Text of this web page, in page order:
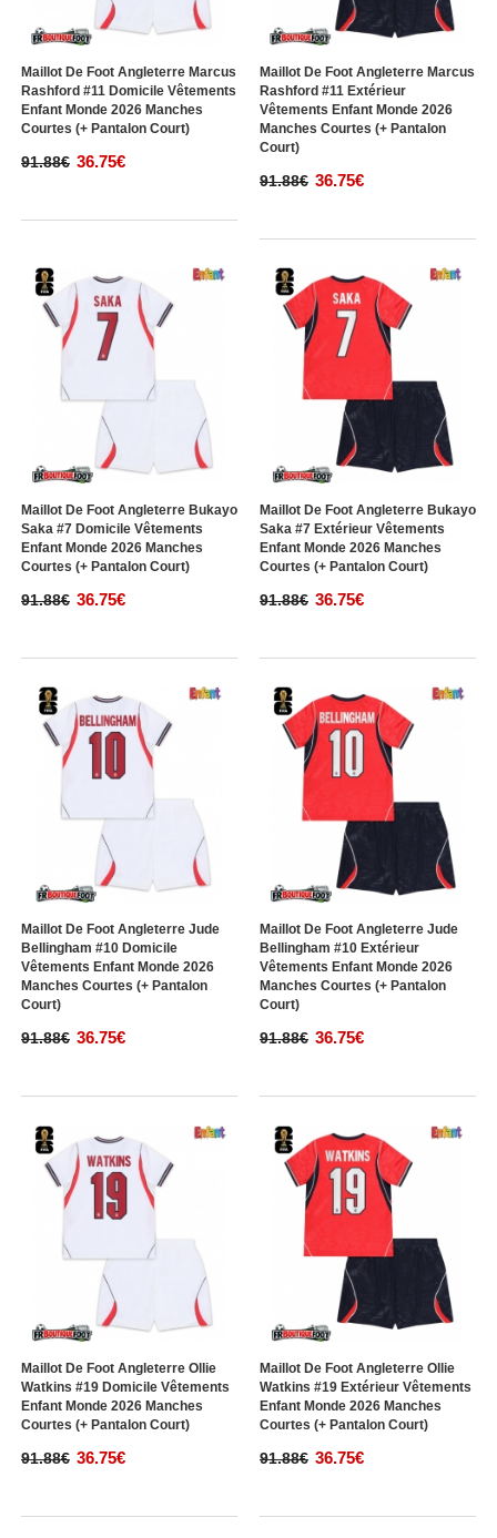
Maillot De Foot Angleterre Marcus
Rashford #11 Domicile Vêtements
Enfant Monde 2026 Manches
Courtes (+ Pantalon Court)
91.88€ 36.75€
Maillot De Foot Angleterre Marcus
Rashford #11 Extérieur
Vêtements Enfant Monde 2026
Manches Courtes (+ Pantalon
Court)
91.88€ 36.75€
Maillot De Foot Angleterre Bukayo
Saka #7 Domicile Vêtements
Enfant Monde 2026 Manches
Courtes (+ Pantalon Court)
91.88€ 36.75€
Maillot De Foot Angleterre Bukayo
Saka #7 Extérieur Vêtements
Enfant Monde 2026 Manches
Courtes (+ Pantalon Court)
91.88€ 36.75€
Maillot De Foot Angleterre Jude
Bellingham #10 Domicile
Vêtements Enfant Monde 2026
Manches Courtes (+ Pantalon
Court)
91.88€ 36.75€
Maillot De Foot Angleterre Jude
Bellingham #10 Extérieur
Vêtements Enfant Monde 2026
Manches Courtes (+ Pantalon
Court)
91.88€ 36.75€
Maillot De Foot Angleterre Ollie
Watkins #19 Domicile Vêtements
Enfant Monde 2026 Manches
Courtes (+ Pantalon Court)
91.88€ 36.75€
Maillot De Foot Angleterre Ollie
Watkins #19 Extérieur Vêtements
Enfant Monde 2026 Manches
Courtes (+ Pantalon Court)
91.88€ 36.75€